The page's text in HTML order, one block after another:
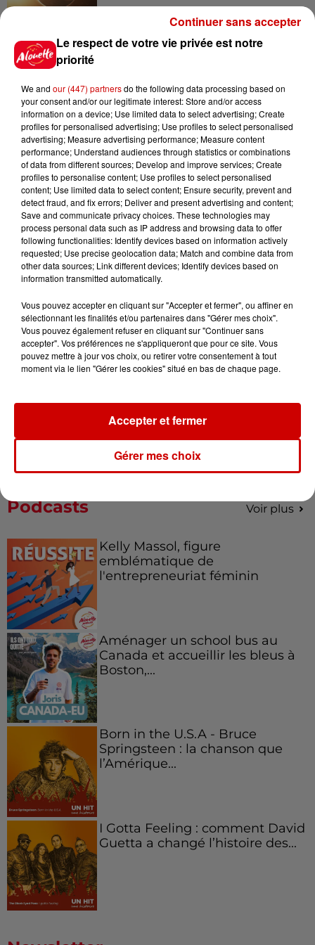
Jeux
Gagnez vos places pour le
festival Marché Gourmand 2026
à Coulon !
Le Duel - Gagnez vos entrées
pour l'un des zoos de nos
régions !
votre séjour en famille au cœur
de la...
vous !
Podcasts Voir plus
Kelly Massol, figure
emblématique de
l'entrepreneuriat féminin
Aménager un school bus au
Canada et accueillir les bleus à
Boston,...
Born in the U.S.A - Bruce
Springsteen : la chanson que
l’Amérique...
I Gotta Feeling : comment David
Guetta a changé l’histoire des...
Le respect de votre vie privée est notre
priorité
We and our (447) partnersdo the following data processing based on
your consent and/or our legitimate interest: Store and/or access
information on a device; Use limited data to select advertising; Create
profiles for personalised advertising; Use profiles to select personalised
advertising; Measure advertising performance; Measure content
performance; Understand audiences through statistics or combinations
of data from different sources; Develop and improve services; Create
profiles to personalise content; Use profiles to select personalised
content; Use limited data to select content; Ensure security, prevent and
detect fraud, and fix errors; Deliver and present advertising and content;
Save and communicate privacy choices. These technologies may
process personal data such as IP address and browsing data to offer
following functionalities: Identify devices based on information actively
requested; Use precise geolocation data; Match and combine data from
other data sources; Link different devices; Identify devices based on
information transmitted automatically.
Vous pouvez accepter en cliquant sur "Accepter et fermer", ou affiner en
sélectionnant les finalités et/ou partenaires dans "Gérer mes choix".
Vous pouvez également refuser en cliquant sur "Continuer sans
accepter". Vos préférences ne s'appliqueront que pour ce site. Vous
pouvez mettre à jour vos choix, ou retirer votre consentement à tout
moment via le lien "Gérer les cookies" situé en bas de chaque page.
Gérer mes choix
Accepter et fermer
Continuer sans accepter